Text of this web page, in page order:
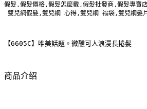
假髮,假髮價格,假髮怎麼戴,假髮批發商,假髮專
雙兒網假髮,雙兒網 心得,雙兒網 福袋,雙兒網
【6605C】唯美話題。微醺可人浪漫長捲髮
商品介绍